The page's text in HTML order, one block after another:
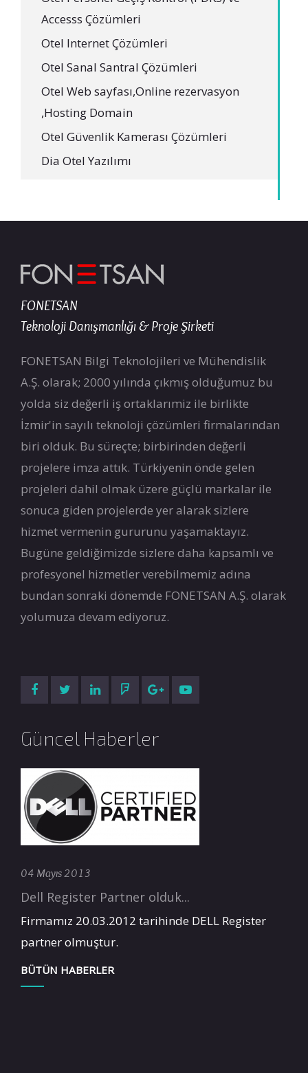
Accesss Çözümleri
Otel Internet Çözümleri
Otel Sanal Santral Çözümleri
Otel Web sayfası,Online rezervasyon
,Hosting Domain
Otel Güvenlik Kamerası Çözümleri
Dia Otel Yazılımı
FONETSAN
Teknoloji Danışmanlığı & Proje Şirketi
FONETSAN Bilgi Teknolojileri ve Mühendislik
A.Ş. olarak; 2000 yılında çıkmış olduğumuz bu
yolda siz değerli iş ortaklarımiz ile birlikte
İzmir'in sayılı teknoloji çözümleri firmalarından
biri olduk. Bu süreçte; birbirinden değerli
projelere imza attık. Türkiyenin önde gelen
projeleri dahil olmak üzere güçlü markalar ile
sonuca giden projelerde yer alarak sizlere
hizmet vermenin gururunu yaşamaktayız.
Bugüne geldiğimizde sizlere daha kapsamlı ve
profesyonel hizmetler verebilmemiz adına
bundan sonraki dönemde FONETSAN A.Ş. olarak
yolumuza devam ediyoruz.
Güncel Haberler
04 Mayıs 2013
Dell Register Partner olduk...
Firmamız 20.03.2012 tarihinde DELL Register
partner olmuştur.
BÜTÜN HABERLER